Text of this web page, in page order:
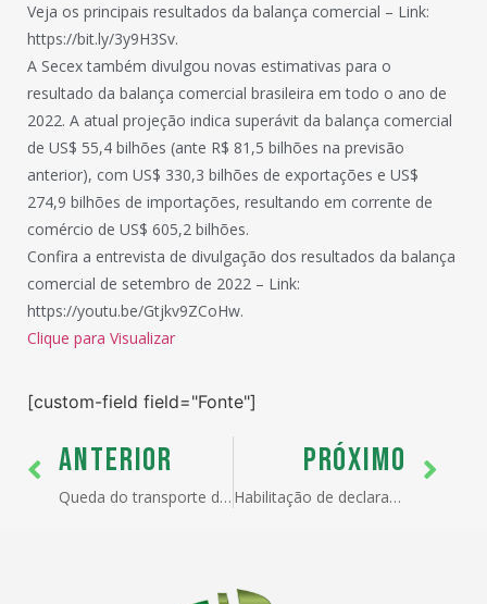
Veja os principais resultados da balança comercial – Link:
https://bit.ly/3y9H3Sv.
A Secex também divulgou novas estimativas para o
resultado da balança comercial brasileira em todo o ano de
2022. A atual projeção indica superávit da balança comercial
de US$ 55,4 bilhões (ante R$ 81,5 bilhões na previsão
anterior), com US$ 330,3 bilhões de exportações e US$
274,9 bilhões de importações, resultando em corrente de
comércio de US$ 605,2 bilhões.
Confira a entrevista de divulgação dos resultados da balança
comercial de setembro de 2022 – Link:
https://youtu.be/Gtjkv9ZCoHw.
Clique para Visualizar
[custom-field field="Fonte"]
ANTERIOR
Queda do transporte de carga indica redução do comércio mundial
PRÓXIMO
Habilitação de declarantes de mercadorias têm normas atualizadas